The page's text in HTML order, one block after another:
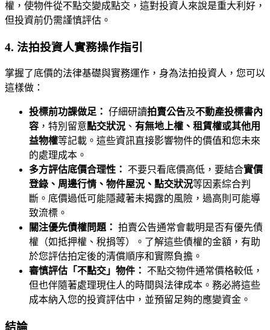
權，使物件從不點交變成點交，這對投資人來說是重大利好，
但投資前仍需謹慎評估。
4. 法拍投資人實務操作指引
掌握了底價的法律基礎與實務運作，身為法拍投資人，您可以
這樣做：
投標前功課做足： 仔細研讀拍賣公告及不動產投標書內
容 ，特別留意點交狀況 、 有無地上權、租賃權或其他用
益物權等記載。這些資訊直接影響物件的價值和您未來
的處理成本。
多方評估底價合理性：
不要只看底價高低，要結合實價
登錄、周邊行情、物件屋況、點交狀況等因素綜合判
斷。底價過低可能隱藏著未揭露的風險，過高則可能導
致流標。
關注優先債權問題： 拍賣公告通常會載明是否有優先債
權（如抵押權、稅捐等）。了解這些債權的金額，有助
於您評估拍定後的清償順序和實際負擔。
審慎評估「不點交」物件：
不點交物件通常價格較低，
但也伴隨著處理現住人的時間與法律成本。務必將這些
成本納入您的投資評估中，並預留足夠的應變資金。
結論